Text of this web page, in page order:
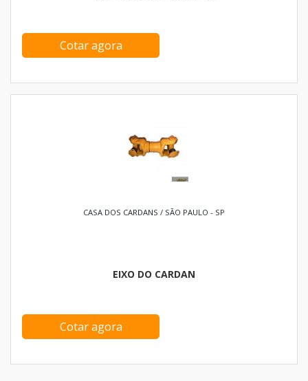
Cotar agora
CASA DOS CARDANS / SÃO PAULO - SP
EIXO DO CARDAN
Cotar agora